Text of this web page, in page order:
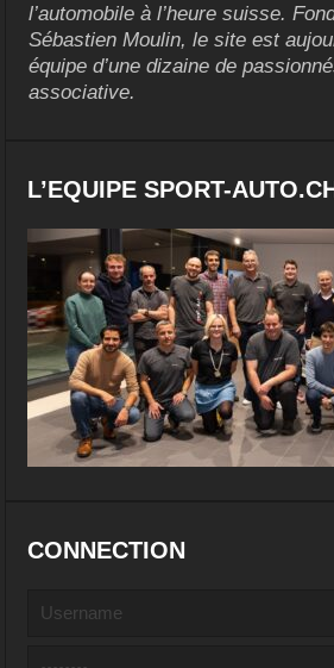
l’automobile à l’heure suisse.
Sébastien Moulin, le site est
équipe d’une dizaine de
associative.
L’EQUIPE SPORT-
CONNECTION